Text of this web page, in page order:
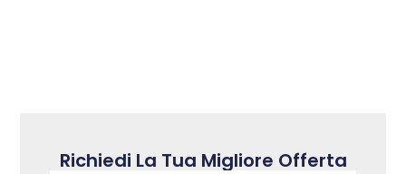
Richiedi La Tua Migliore Offerta